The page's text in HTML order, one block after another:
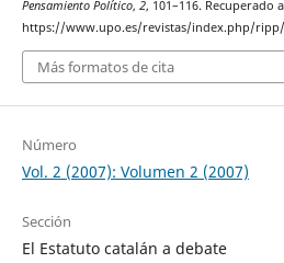
Pensamiento Político, 2, 101–116. Recuperado
https://www.upo.es/revistas/index.php/
Más formatos de cita
Número
Vol. 2 (2007): Volumen 2 (2007)
Sección
El Estatuto catalán a debate